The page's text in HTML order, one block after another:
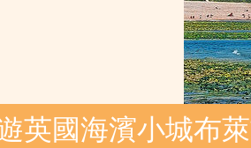
英國海濱小城布